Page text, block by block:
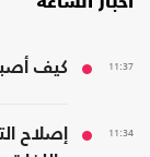
11:37 كيف
11:34
إصلاح